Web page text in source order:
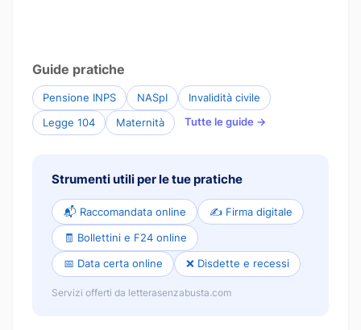
Guide pratiche
Pensione INPS NASpI
Invalidità civile
Legge 104
Maternità Tutte le guide →
Strumenti utili per le tue pratiche
📬 Raccomandata online ✍️ Firma digitale
🧾 Bollettini e F24 online
📅 Data certa online ❌ Disdette e recessi
Servizi offerti da letterasenzabusta.com